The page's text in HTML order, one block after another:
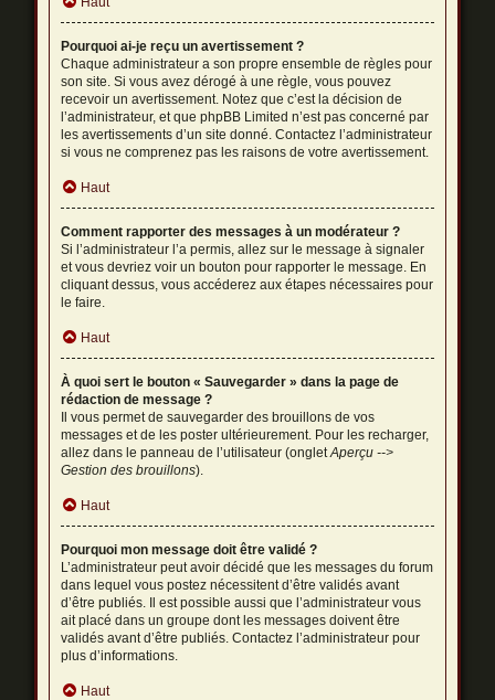
Pourquoi ai-je reçu un avertissement ?
Chaque administrateur a son propre ensemble de règles pour
son site. Si vous avez dérogé à une règle, vous pouvez
recevoir un avertissement. Notez que c’est la décision de
l’administrateur, et que phpBB Limited n’est pas concerné par
les avertissements d’un site donné. Contactez l’administrateur
si vous ne comprenez pas les raisons de votre avertissement.
Haut
Comment rapporter des messages à un modérateur ?
Si l’administrateur l’a permis, allez sur le message à signaler
et vous devriez voir un bouton pour rapporter le message. En
cliquant dessus, vous accéderez aux étapes nécessaires pour
le faire.
Haut
À quoi sert le bouton « Sauvegarder » dans la page de
rédaction de message ?
Il vous permet de sauvegarder des brouillons de vos
messages et de les poster ultérieurement. Pour les recharger,
allez dans le panneau de l’utilisateur (ongletAperçu -->
Gestion des brouillons).
Haut
Pourquoi mon message doit être validé ?
L’administrateur peut avoir décidé que les messages du forum
dans lequel vous postez nécessitent d’être validés avant
d’être publiés. Il est possible aussi que l’administrateur vous
ait placé dans un groupe dont les messages doivent être
validés avant d’être publiés. Contactez l’administrateur pour
plus d’informations.
Haut